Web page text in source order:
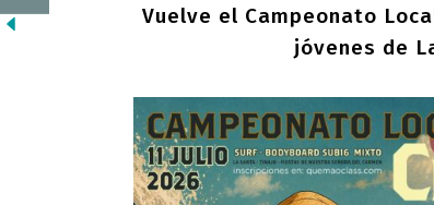
Vuelve el Campeonato
jóvenes de